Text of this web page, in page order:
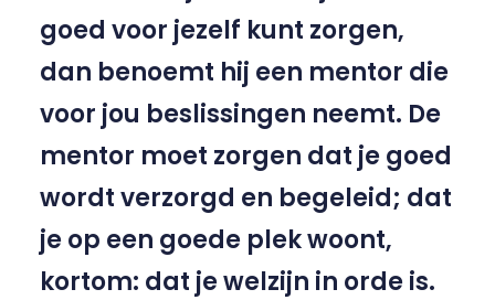
goed voor jezelf kunt zorgen,
dan benoemt hij een mentor die
voor jou beslissingen neemt. De
mentor moet zorgen dat je goed
wordt verzorgd en begeleid; dat
je op een goede plek woont,
kortom: dat je welzijn in orde is.